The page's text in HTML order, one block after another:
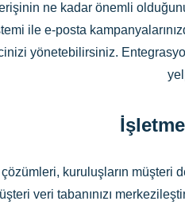
ne kadar önemli
ile e-posta
yönetebilirsiniz.
kuruluşların müşteri
veri tabanınızı